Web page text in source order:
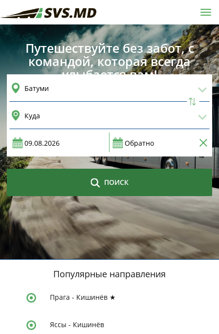
Путешествуйте без забот, с
командой, которая всегда
улыбается вам!
ПОИСК
Популярные направления
Прага - Кишинёв ★
Яссы - Кишинёв